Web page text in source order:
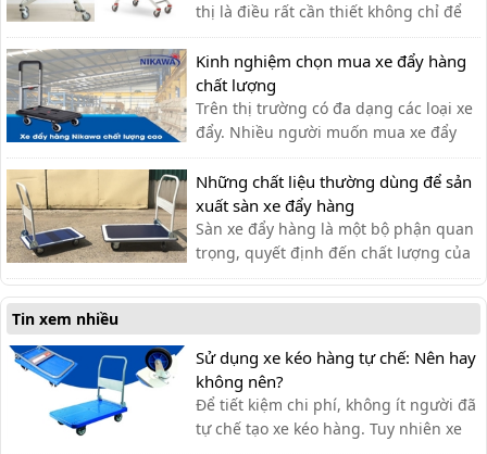
thị là điều rất cần thiết không chỉ để
khách hàng đựng đồ khi mua sắm mà
còn hỗ trợ vận chuyển hàng hóa.
Kinh nghiệm chọn mua xe đẩy hàng
chất lượng
Trên thị trường có đa dạng các loại xe
đẩy. Nhiều người muốn mua xe đẩy
hàng nhưng băn khoăn không biết
nên lựa chọn xe đẩy hàng chất lượng
như thế nào?
Những chất liệu thường dùng để sản
xuất sàn xe đẩy hàng
Sàn xe đẩy hàng là một bộ phận quan
trọng, quyết định đến chất lượng của
xe đẩy. Lựa chọn chất liệu phù hợp
giúp bạn có được chiếc xe đẩy hàng
Tin xem nhiều
Sử dụng xe kéo hàng tự chế: Nên hay
không nên?
Để tiết kiệm chi phí, không ít người đã
tự chế tạo xe kéo hàng. Tuy nhiên xe